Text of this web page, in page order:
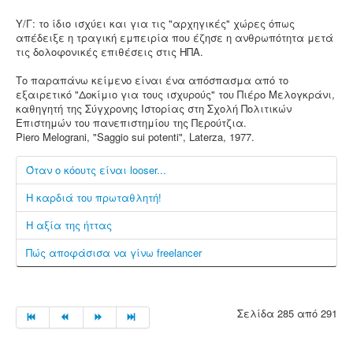
Υ/Γ: το ίδιο ισχύει και για τις "αρχηγικές" χώρες όπως
απέδειξε η τραγική εμπειρία που έζησε η ανθρωπότητα μετά
τις δολοφονικές επιθέσεις στις ΗΠΑ.
Το παραπάνω κείμενο είναι ένα απόσπασμα από το
εξαιρετικό "Δοκίμιο για τους ισχυρούς" του Πιέρο Μελογκράνι,
καθηγητή της Σύγχρονης Ιστορίας στη Σχολή Πολιτικών
Επιστημών του πανεπιστημίου της Περούτζια.
Piero Melograni, "Saggio sui potenti", Laterza, 1977.
Όταν ο κόουτς είναι looser...
Η καρδιά του πρωταθλητή!
Η αξία της ήττας
Πώς αποφάσισα να γίνω freelancer
Σελίδα 285 από 291